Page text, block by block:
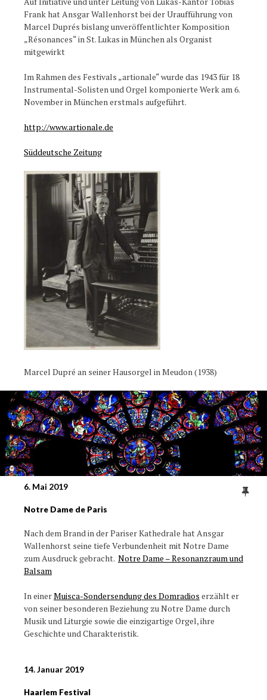
Frank hat Ansgar Wallenhorst bei der Uraufführung von
Marcel Duprés bislang unveröffentlichter Komposition
„Résonances“ in St. Lukas in München als Organist
mitgewirkt
Im Rahmen des Festivals „artionale“ wurde das 1943 für 18
Instrumental-Solisten und Orgel komponierte Werk am 6.
November in München erstmals aufgeführt.
http://www.artionale.de
Süddeutsche Zeitung
Marcel Dupré an seiner Hausorgel in Meudon (1938)
6. Mai 2019
Notre Dame de Paris
Nach dem Brand in der Pariser Kathedrale hat Ansgar
Wallenhorst seine tiefe Verbundenheit mit Notre Dame
zum Ausdruck gebracht. Notre Dame – Resonanzraum und
Balsam
In einerMuisca-Sondersendung des Domradios erzählt er
von seiner besonderen Beziehung zu Notre Dame durch
Musik und Liturgie sowie die einzigartige Orgel, ihre
Geschichte und Charakteristik.
14. Januar 2019
Haarlem Festival